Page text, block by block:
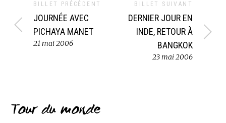
BILLET PRÉCÉDENT
JOURNÉE AVEC
PICHAYA MANET
21 mai 2006
BILLET SUIVANT
DERNIER JOUR EN
INDE, RETOUR À
BANGKOK
23 mai 2006
Tour du monde